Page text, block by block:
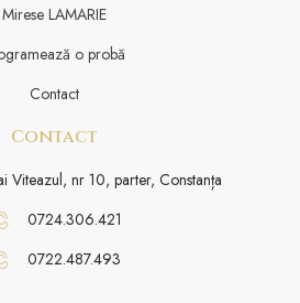
Mirese LAMARIE
o probă
Contact
Contact
Viteazul, nr 10, parter, Constanța
0724.306.421
0722.487.493